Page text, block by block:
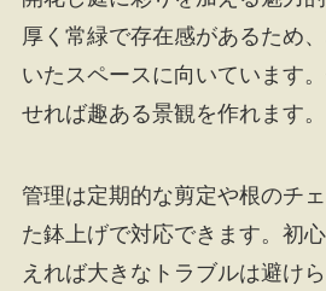
厚く常緑で存在感があるため
いたスペースに向いています
せれば趣ある景観を作れます。
管理は定期的な剪定や根のチ
た鉢上げで対応できます。初
えれば大きなトラブルは避け